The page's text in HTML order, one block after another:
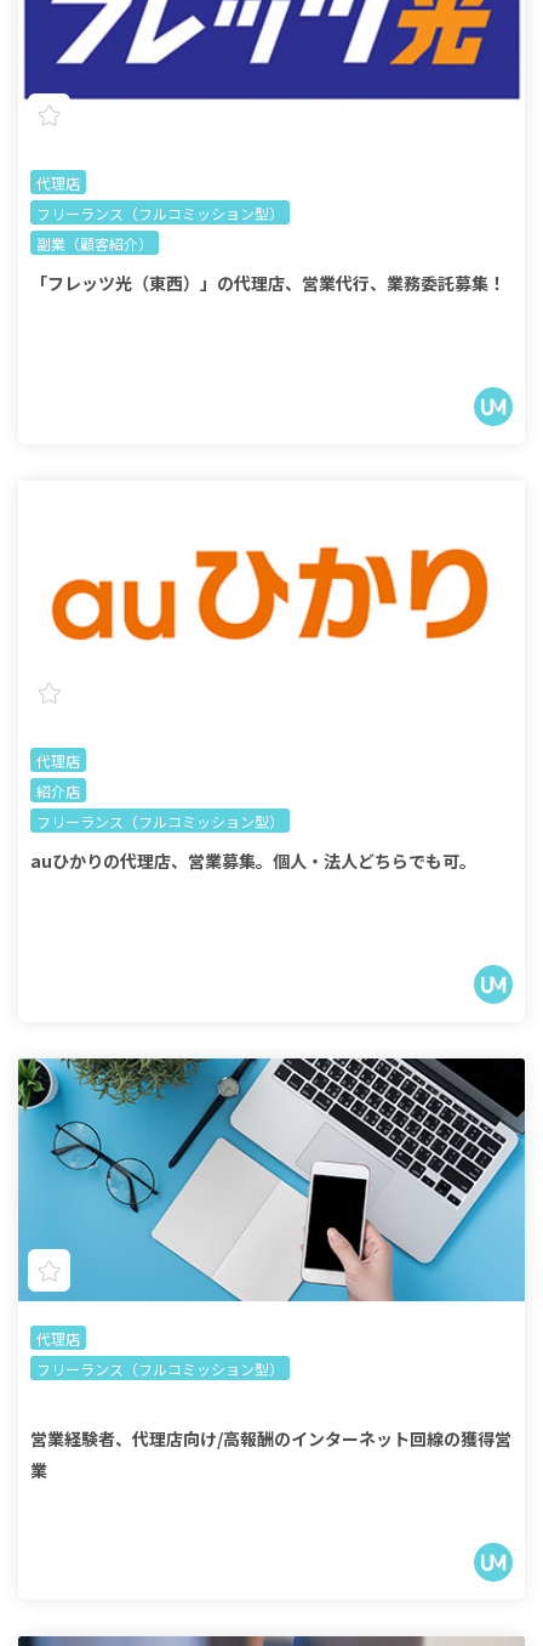
代理店
フリーランス（フルコミッション型）
副業（顧客紹介）
「フレッツ光（東西）」の代理店、営業代行、業務委託募集！
代理店
紹介店
フリーランス（フルコミッション型）
auひかりの代理店、営業募集。個人・法人どちらでも可。
代理店
フリーランス（フルコミッション型）
営業経験者、代理店向け/高報酬のインターネット回線の獲得営
業